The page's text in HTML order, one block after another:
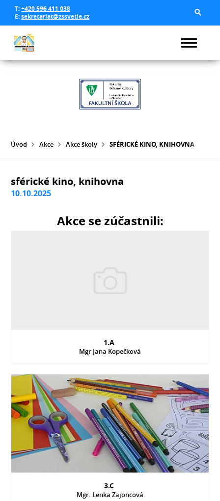
T:+420 596 411 038
E:sekretariat@zssvetle.cz
Úvod Akce Akce školy SFÉRICKÉ KINO, KNIHOVNA
sférické kino, knihovna
10.10.2025
Akce se zúčastnili:
1.A
Mgr Jana Kopečková
3.C
Mgr. Lenka Zajoncová